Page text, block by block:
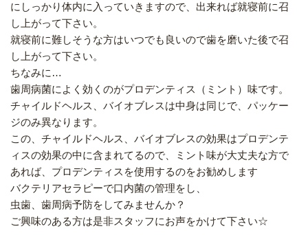
にしっかり体内に入っていきますので、出来れば就寝前に召
し上がって下さい。
就寝前に難しそうな方はいつでも良いので歯を磨いた後で召
し上がって下さい。
ちなみに…
歯周病菌によく効くのがプロデンティス（ミント）味です。
チャイルドヘルス、バイオブレスは中身は同じで、パッケー
ジのみ異なります。
この、チャイルドヘルス、バイオブレスの効果はプロデンテ
ィスの効果の中に含まれてるので、ミント味が大丈夫な方で
あれば、プロデンティスを使用するのをお勧めします
バクテリアセラピーで口内菌の管理をし、
虫歯、歯周病予防をしてみませんか？
ご興味のある方は是非スタッフにお声をかけて下さい☆